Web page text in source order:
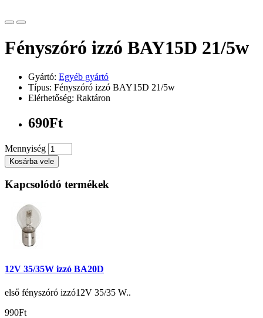
Fényszóró izzó BAY15D 21/5w
Gyártó: Egyéb gyártó
Típus: Fényszóró izzó BAY15D 21/5w
Elérhetőség: Raktáron
690Ft
Mennyiség
Kosárba vele
Kapcsolódó termékek
12V 35/35W izzó BA20D
első fényszóró izzó12V 35/35 W..
990Ft